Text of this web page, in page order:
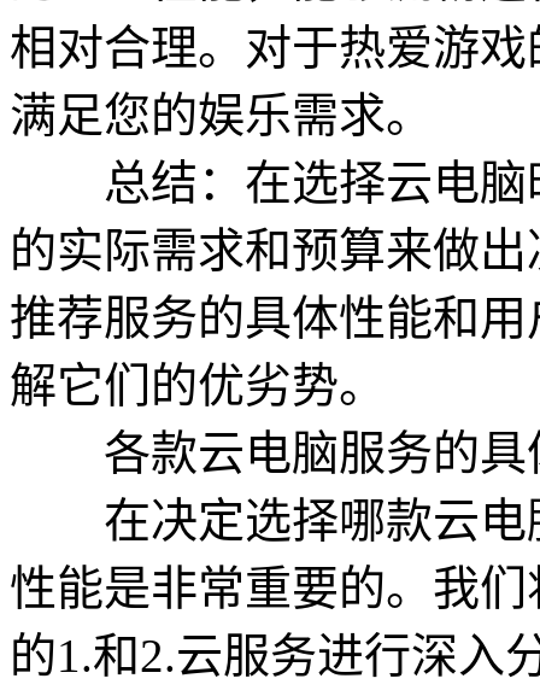
相对合理。对于热爱游
满足您的娱乐需求。
总结：在选择云电脑
的实际需求和预算来做
推荐服务的具体性能和
解它们的优劣势。
各款云电脑服务的具
在决定选择哪款云电
性能是非常重要的。我
的1.和2.云服务进行深入